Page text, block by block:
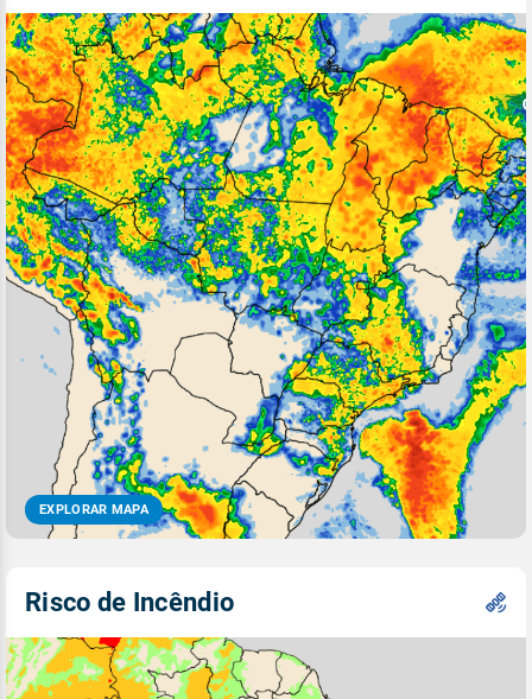
EXPLORAR MAPA
Risco de Incêndio